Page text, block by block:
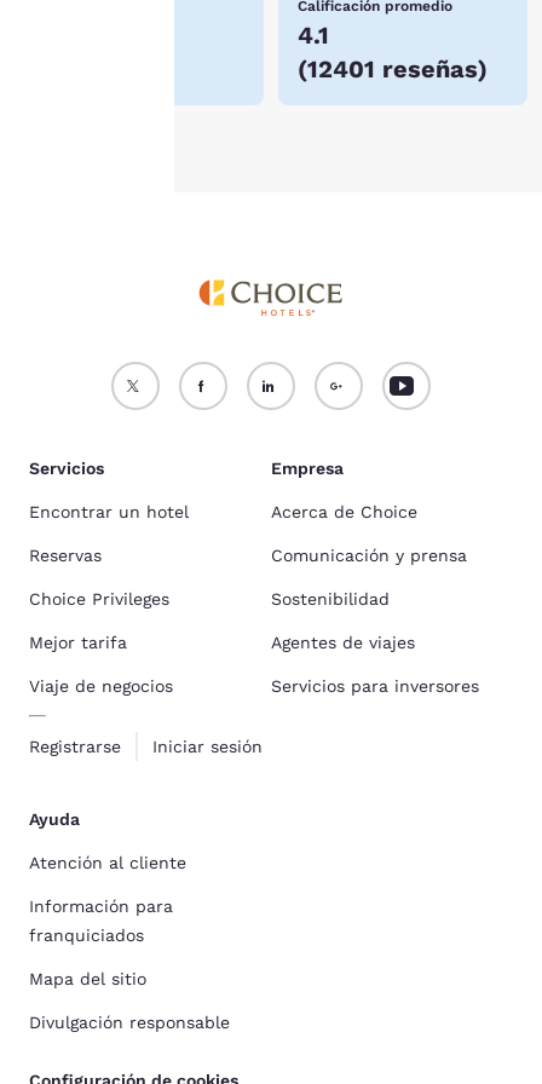
Calificación promedio
4.1
(12401 reseñas)
Aceptar todas las cookies Rechazar todas las
Servicios
Encontrar un hotel
Reservas
Choice Privileges
Mejor tarifa
Viaje de negocios
Registrarse Iniciar sesión
Empresa
Acerca de Choice
Comunicación y prensa
Sostenibilidad
Agentes de viajes
Servicios para inversores
Ayuda
Atención al cliente
Información para
franquiciados
Mapa del sitio
Divulgación responsable